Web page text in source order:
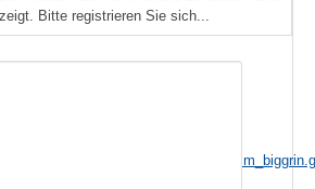
Bitte registrieren Sie sich...